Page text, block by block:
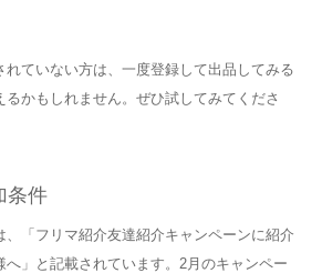
れていない方は、一度登録して出品してみる
るかもしれません。ぜひ試してみてくださ
条件
、「フリマ紹介友達紹介キャンペーンに紹介
」と記載されています。2月のキャンペー